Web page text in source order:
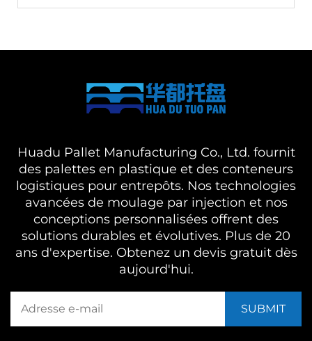
Huadu Pallet Manufacturing Co., Ltd. fournit
des palettes en plastique et des conteneurs
logistiques pour entrepôts. Nos technologies
avancées de moulage par injection et nos
conceptions personnalisées offrent des
solutions durables et évolutives. Plus de 20
ans d'expertise. Obtenez un devis gratuit dès
aujourd'hui.